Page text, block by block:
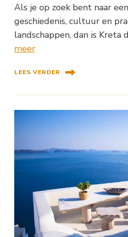
Als je op zoek bent naar
geschiedenis, cultuur en
landschappen, dan is Kreta
meer
LEES VERDER